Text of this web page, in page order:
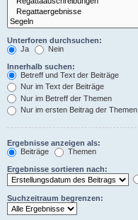
Unterforen durchsuchen:
Ja
Nein
Innerhalb suchen:
Betreff und Text der Beiträge
Nur im Text der Beiträge
Nur im Betreff der Themen
Nur im ersten Beitrag der Themen
Ergebnisse anzeigen als:
Beiträge
Themen
Ergebnisse sortieren nach:
Suchzeitraum begrenzen: